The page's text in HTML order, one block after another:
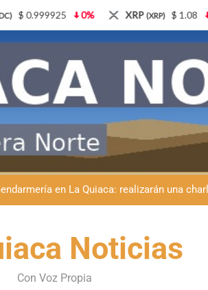
Obras en La Quiaca: comenzó la
antirrábica en La Quiaca: el
en La Quiaca: realizarán una
La Quiaca: música, baile y un encuentro
antirrábica en La Quiaca: el operativo
en La Quiaca: realizarán una
Noticias
Con Voz Propia
XRP (XRP) $ 1.08 3.87% Solana (SOL)